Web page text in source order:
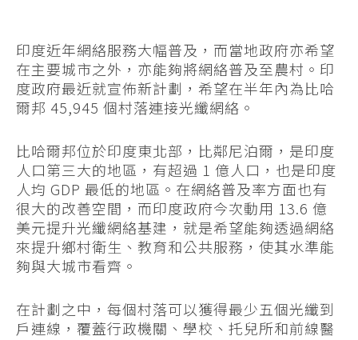
印度近年網絡服務大幅普及，而當地政府亦希望
在主要城市之外，亦能夠將網絡普及至農村。印
度政府最近就宣佈新計劃，希望在半年內為比哈
爾邦 45,945 個村落連接光纖網絡。
比哈爾邦位於印度東北部，比鄰尼泊爾，是印度
人口第三大的地區，有超過 1 億人口，也是印度
人均 GDP 最低的地區。在網絡普及率方面也有
很大的改善空間，而印度政府今次動用 13.6 億
美元提升光纖網絡基建，就是希望能夠透過網絡
來提升鄉村衛生、教育和公共服務，使其水準能
夠與大城市看齊。
在計劃之中，每個村落可以獲得最少五個光纖到
戶連線，覆蓋行政機關、學校、托兒所和前線醫